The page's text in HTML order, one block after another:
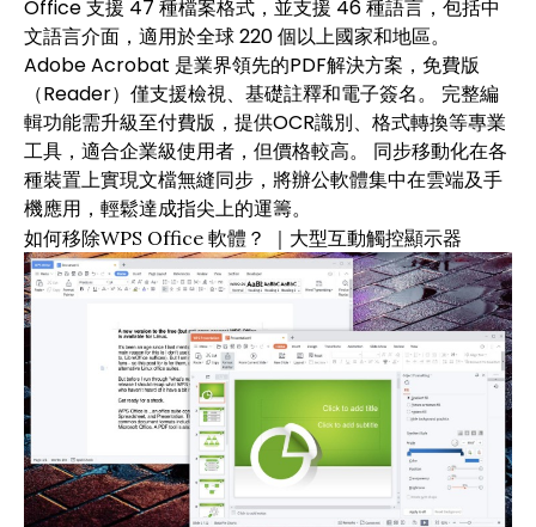
Office 支援 47 種檔案格式，並支援 46 種語言，包括中
文語言介面，適用於全球 220 個以上國家和地區。
Adobe Acrobat 是業界領先的PDF解決方案，免費版
（Reader）僅支援檢視、基礎註釋和電子簽名。 完整編
輯功能需升級至付費版，提供OCR識別、格式轉換等專業
工具，適合企業級使用者，但價格較高。 同步移動化在各
種裝置上實現文檔無縫同步，將辦公軟體集中在雲端及手
機應用，輕鬆達成指尖上的運籌。
如何移除WPS Office 軟體？ ｜大型互動觸控顯示器